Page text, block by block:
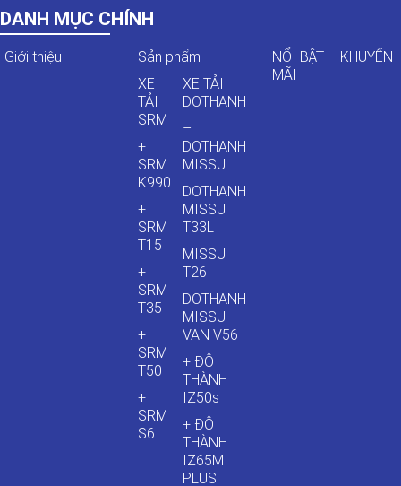
DANH MỤC CHÍNH
Giới thiệu
Sản phẩm
XE
TẢI
SRM
+
SRM
K990
+
SRM
T15
+
SRM
T35
+
SRM
T50
+
SRM
S6
XE TẢI
DOTHANH
–
DOTHANH
MISSU
DOTHANH
MISSU
T33L
MISSU
T26
DOTHANH
MISSU
VAN V56
+ ĐÔ
THÀNH
IZ50s
+ ĐÔ
THÀNH
IZ65M
PLUS
NỔI BẬT – KHUYẾN
MÃI